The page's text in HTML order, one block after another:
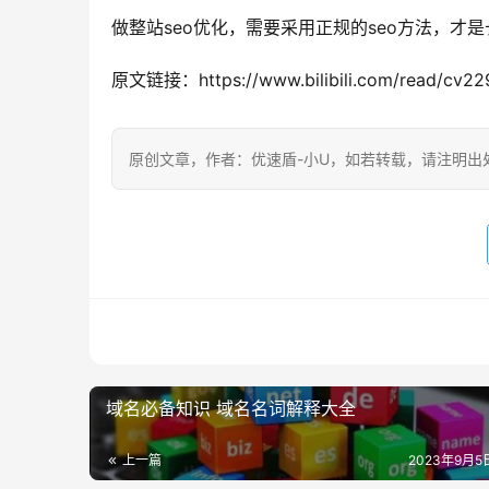
做整站seo优化，需要采用正规的seo方法，才
原文链接：https://www.bilibili.com/read/
原创文章，作者：优速盾-小U，如若转载，请注
域名必备知识 域名名词解释大全
上一篇 2023年9月5